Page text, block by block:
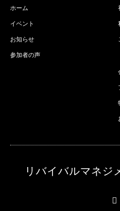
ホーム
イベント
お知らせ
参加者の声
リバイバルマネジ